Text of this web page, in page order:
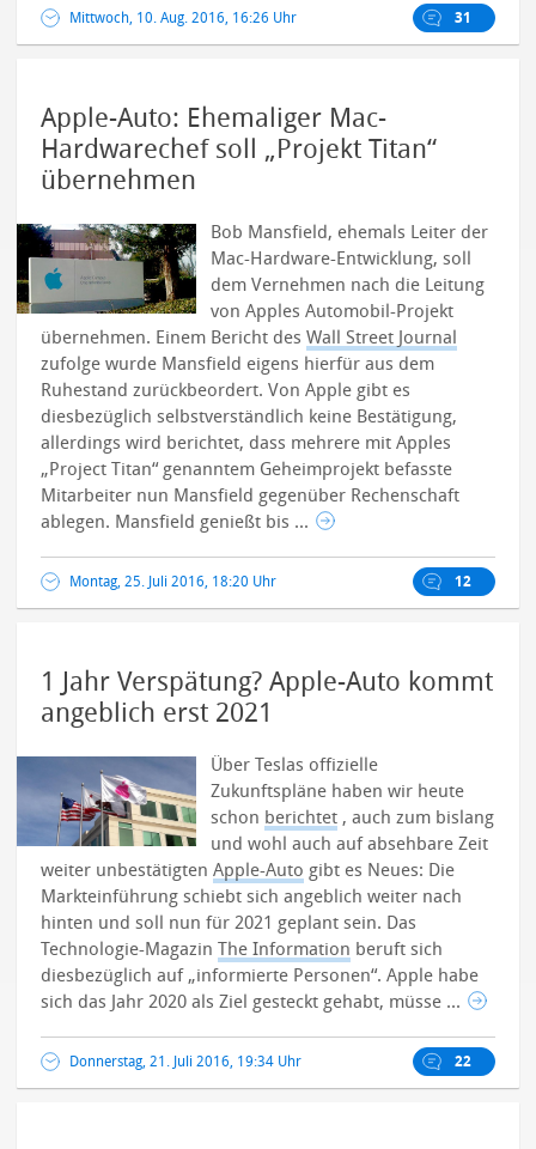
Mittwoch, 10. Aug. 2016, 16:26 Uhr 31
Apple-Auto: Ehemaliger Mac-
Hardwarechef soll „Projekt Titan“
übernehmen
Bob Mansfield, ehemals Leiter der
Mac-Hardware-Entwicklung, soll
dem Vernehmen nach die Leitung
von Apples Automobil-Projekt
übernehmen. Einem Bericht desWall Street Journal
zufolge wurde Mansfield eigens hierfür aus dem
Ruhestand zurückbeordert.Von Apple gibt es
diesbezüglich selbstverständlich keine Bestätigung,
allerdings wird berichtet, dass mehrere mit Apples
„Project Titan“ genanntem Geheimprojekt befasste
Mitarbeiter nun Mansfield gegenüber Rechenschaft
ablegen. Mansfield genießt bis ...
Montag, 25. Juli 2016, 18:20 Uhr 12
1 Jahr Verspätung? Apple-Auto kommt
angeblich erst 2021
Über Teslas offizielle
Zukunftspläne haben wir heute
schon berichtet , auch zum bislang
und wohl auch auf absehbare Zeit
weiter unbestätigtenApple-Auto gibt es Neues: Die
Markteinführung schiebt sich angeblich weiter nach
hinten und soll nun für 2021 geplant sein. Das
Technologie-MagazinThe Information beruft sich
diesbezüglich auf „informierte Personen“. Apple habe
sich das Jahr 2020 als Ziel gesteckt gehabt, müsse ...
Donnerstag, 21. Juli 2016, 19:34 Uhr 22